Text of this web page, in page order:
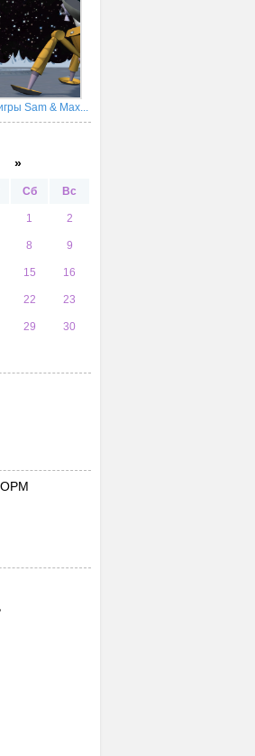
Sam & Max...
»
Сб Вс
1 2
8 9
15 16
22 23
29 30